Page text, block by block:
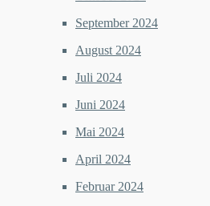
September 2024
August 2024
Juli 2024
Juni 2024
Mai 2024
April 2024
Februar 2024